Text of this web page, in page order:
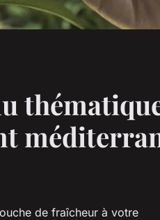
de fraîcheur à votre